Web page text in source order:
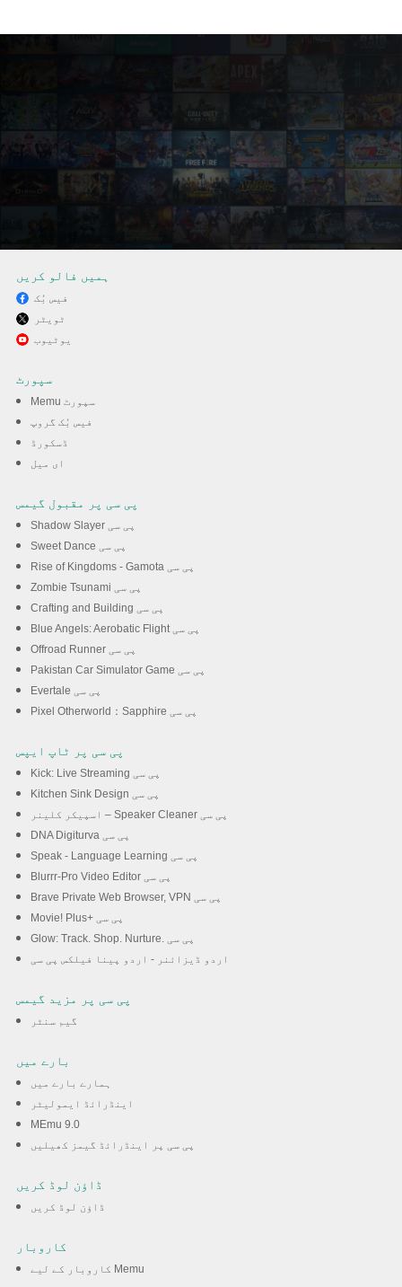
MEmu کے ساتھ پی سی پر
ہمیں فالو کریں
فیس بُک
ٹویٹر
یوٹیوب
سپورٹ
Memu سپورٹ
فیس بُک گروپ
ڈسکورڈ
ای میل
پی سی پر مقبول گیمس
Shadow Slayer پی سی
Sweet Dance پی سی
Rise of Kingdoms - Gamota پی سی
Zombie Tsunami پی سی
Crafting and Building پی سی
Blue Angels: Aerobatic Flight پی سی
Offroad Runner پی سی
Pakistan Car Simulator Game پی سی
Evertale پی سی
Pixel Otherworld：Sapphire پی سی
پی سی پر ٹاپ ایپس
Kick: Live Streaming پی سی
Kitchen Sink Design پی سی
اسپیکر کلینر – Speaker Cleaner پی سی
DNA Digiturva پی سی
Speak - Language Learning پی سی
Blurrr-Pro Video Editor پی سی
Brave Private Web Browser, VPN پی سی
Movie! Plus+ پی سی
Glow: Track. Shop. Nurture. پی سی
اردو ڈیزائنر - اردو پینا فیلکس پی سی
پی سی پر مزید گیمس
گیم سنٹر
بارے میں
ہمارے بارے میں
اینڈرائڈ ایمولیٹر
MEmu 9.0
پی سی پر اینڈرائڈ گیمز کھیلیں
ڈاؤن لوڈ کریں
ڈاؤن لوڈ کریں
کاروبار
کاروبار کے لیے Memu